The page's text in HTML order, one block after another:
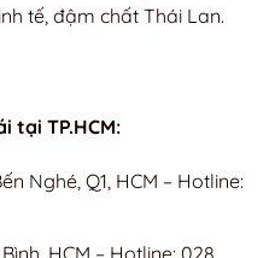
tế, đậm chất Thái Lan.
tại TP.HCM:
Nghé, Q1, HCM – Hotline: